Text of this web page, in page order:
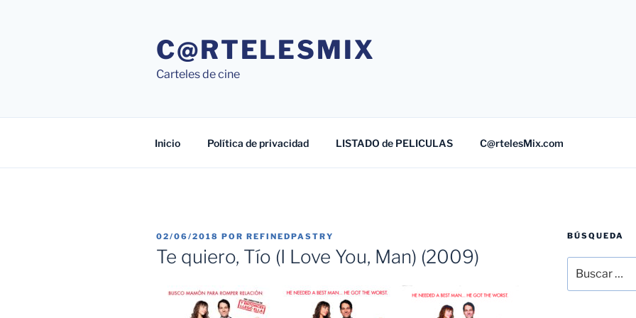
C@RTELESMIX
Carteles de cine
Inicio Política de privacidad LISTADO de PELICULAS C@rtelesMix.com
PUBLICADO
EL
02/06/2018 POR REFINEDPASTRY
Te quiero, Tío (I Love You, Man) (2009)
BÚSQUEDA
por: